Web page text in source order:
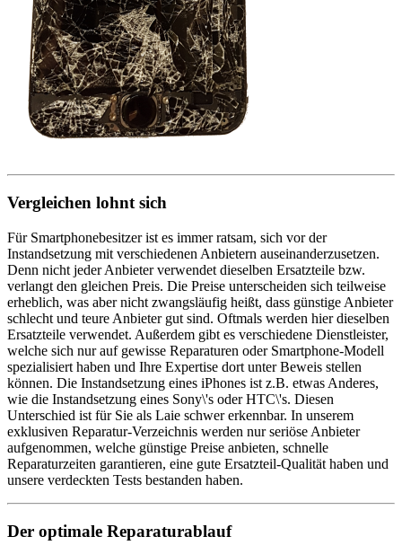
Vergleichen lohnt sich
Für Smartphonebesitzer ist es immer ratsam, sich vor der
Instandsetzung mit verschiedenen Anbietern auseinanderzusetzen.
Denn nicht jeder Anbieter verwendet dieselben Ersatzteile bzw.
verlangt den gleichen Preis. Die Preise unterscheiden sich teilweise
erheblich, was aber nicht zwangsläufig heißt, dass günstige Anbieter
schlecht und teure Anbieter gut sind. Oftmals werden hier dieselben
Ersatzteile verwendet. Außerdem gibt es verschiedene Dienstleister,
welche sich nur auf gewisse Reparaturen oder Smartphone-Modell
spezialisiert haben und Ihre Expertise dort unter Beweis stellen
können. Die Instandsetzung eines iPhones ist z.B. etwas Anderes,
wie die Instandsetzung eines Sony\'s oder HTC\'s. Diesen
Unterschied ist für Sie als Laie schwer erkennbar. In unserem
exklusiven Reparatur-Verzeichnis werden nur seriöse Anbieter
aufgenommen, welche günstige Preise anbieten, schnelle
Reparaturzeiten garantieren, eine gute Ersatzteil-Qualität haben und
unsere verdeckten Tests bestanden haben.
Der optimale Reparaturablauf